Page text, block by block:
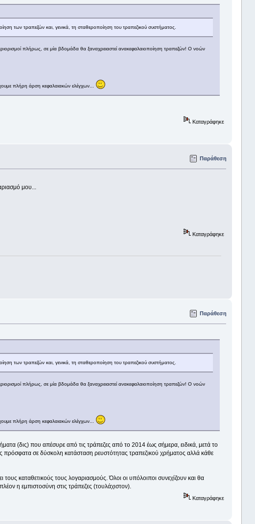
των τραπεζών και, γενικά, τη σταθεροποίηση του τραπεζικού συστήματος.
πλήρως, σε μία βδομάδα θα ξαναχρειαστεί ανακεφαλαιοποίηση τραπεζών! Ο νοών
πλήρη άρση κεφαλαιακών ελέγχων...
Καταγράφηκε
Παράθεση
μου...
Καταγράφηκε
Παράθεση
των τραπεζών και, γενικά, τη σταθεροποίηση του τραπεζικού συστήματος.
πλήρως, σε μία βδομάδα θα ξαναχρειαστεί ανακεφαλαιοποίηση τραπεζών! Ο νοών
πλήρη άρση κεφαλαιακών ελέγχων...
(δις) που απέσυρε από τις τράπεζες από το 2014 έως σήμερα, ειδικά, μετά το
σε δύσκολη κατάσταση ρευστότητας τραπεζικού χρήματος αλλά κάθε
καταθετικούς τους λογαριασμούς. Όλοι οι υπόλοιποι συνεχίζουν και θα
η εμπιστοσύνη στις τράπεζες (τουλάχιστον).
Καταγράφηκε